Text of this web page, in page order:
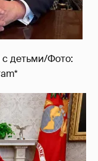
детьми/Фото: